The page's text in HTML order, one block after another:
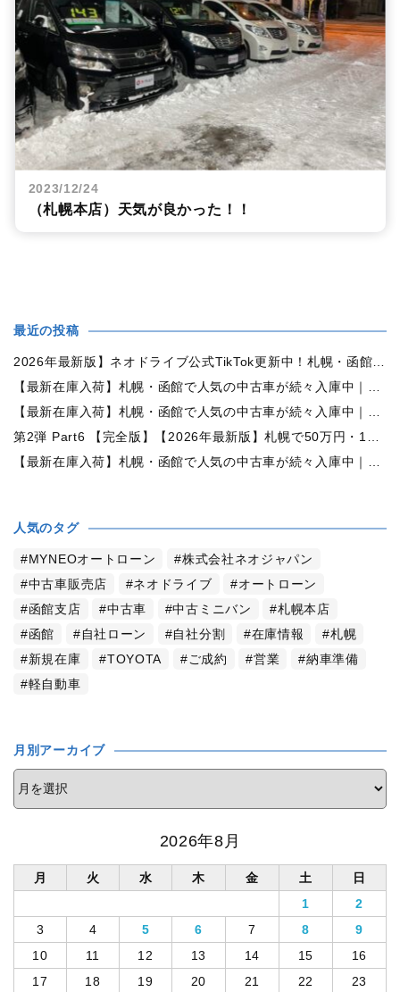
2023/12/24
（札幌本店）天気が良かった！！
最近の投稿
2026年最新版】ネオドライブ公式TikTok更新中！札幌・函館の中古車情報を動画で発信
【最新在庫入荷】札幌・函館で人気の中古車が続々入庫中｜早い者勝ち！【日産 ルークス660X 4WD】
【最新在庫入荷】札幌・函館で人気の中古車が続々入庫中｜早い者勝ち！【ダイハツ ムーヴコンテ660L 4WD】
第2弾 Part6 【完全版】【2026年最新版】札幌で50万円・100万円・150万円ならどんな中古車が買える？予算別中古車選び完全ガイド
【最新在庫入荷】札幌・函館で人気の中古車が続々入庫中｜早い者勝ち！【トヨタ ヴォクシー2.0ZS煌Ⅱ 4WD】
人気のタグ
MYNEOオートローン
株式会社ネオジャパン
中古車販売店
ネオドライブ
オートローン
函館支店
中古車 中古ミニバン
札幌本店
函館
自社ローン 自社分割 在庫情報
札幌
新規在庫
TOYOTA ご成約 営業
納車準備
軽自動車
月別アーカイブ
2026年8月
月 火 水 木 金 土
日
1
2
3
4 5 6 7 8
9
10
11 12 13 14 15
16
17
18 19 20 21 22
23